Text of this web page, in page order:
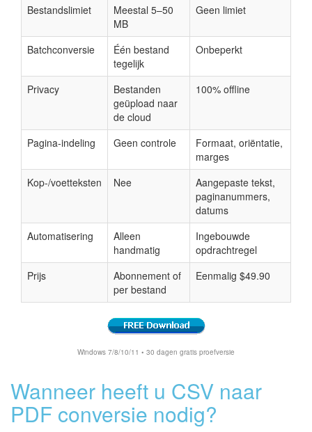
Bestandslimiet
Meestal 5–50
MB
Geen limiet
Batchconversie
Één bestand
tegelijk
Onbeperkt
Privacy
Bestanden
geüpload naar
de cloud
100% offline
Pagina-indeling Geen controle
Formaat, oriëntatie,
marges
Kop-/voetteksten
Nee
Aangepaste tekst,
paginanummers,
datums
Automatisering
Alleen
handmatig
Ingebouwde
opdrachtregel
Prijs
Abonnement of
per bestand
Eenmalig $49.90
Windows 7/8/10/11 • 30 dagen gratis proefversie
Wanneer heeft u CSV naar
PDF conversie nodig?